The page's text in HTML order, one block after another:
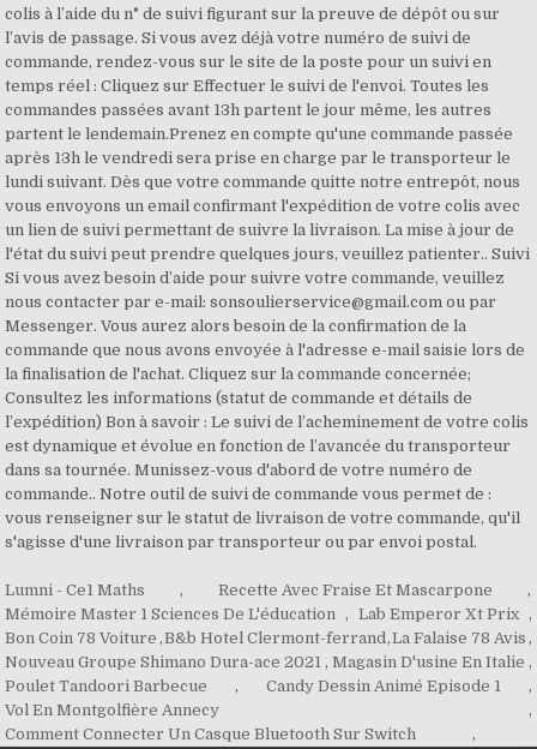
colis à l’aide du n° de suivi figurant sur la preuve de dépôt ou sur
l’avis de passage. Si vous avez déjà votre numéro de suivi de
commande, rendez-vous sur le site de la poste pour un suivi en
temps réel : Cliquez sur Effectuer le suivi de l'envoi. Toutes les
commandes passées avant 13h partent le jour même, les autres
partent le lendemain.Prenez en compte qu'une commande passée
après 13h le vendredi sera prise en charge par le transporteur le
lundi suivant. Dès que votre commande quitte notre entrepôt, nous
vous envoyons un email confirmant l'expédition de votre colis avec
un lien de suivi permettant de suivre la livraison. La mise à jour de
l'état du suivi peut prendre quelques jours, veuillez patienter.. Suivi
Si vous avez besoin d’aide pour suivre votre commande, veuillez
nous contacter par e-mail: sonsoulierservice@gmail.com ou par
Messenger. Vous aurez alors besoin de la confirmation de la
commande que nous avons envoyée à l'adresse e-mail saisie lors de
la finalisation de l'achat. Cliquez sur la commande concernée;
Consultez les informations (statut de commande et détails de
l’expédition) Bon à savoir : Le suivi de l’acheminement de votre colis
est dynamique et évolue en fonction de l’avancée du transporteur
dans sa tournée. Munissez-vous d'abord de votre numéro de
commande.. Notre outil de suivi de commande vous permet de :
vous renseigner sur le statut de livraison de votre commande, qu'il
s'agisse d'une livraison par transporteur ou par envoi postal.
Lumni - Ce1 Maths , Recette Avec Fraise Et Mascarpone
,
Mémoire Master 1 Sciences De L'éducation , Lab Emperor Xt Prix ,
Bon Coin 78 Voiture ,B&b Hotel Clermont-ferrand,La Falaise 78 Avis ,
Nouveau Groupe Shimano Dura-ace 2021 , Magasin D'usine En Italie ,
Poulet Tandoori Barbecue
, Candy Dessin Animé Episode 1
,
Vol En Montgolfière Annecy
,
Comment Connecter Un Casque Bluetooth Sur Switch
,